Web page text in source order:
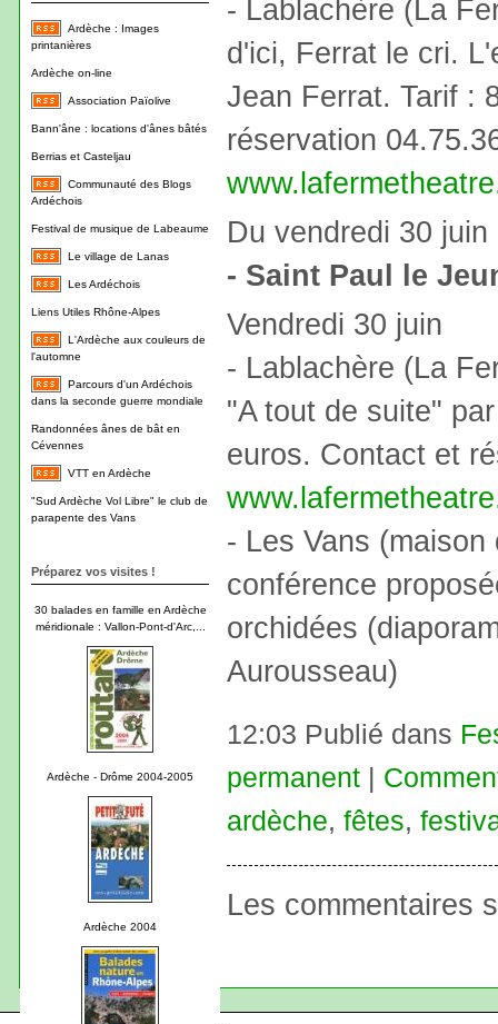
Ardèche : Images
printanières
Ardèche on-line
Association Païolive
Bann'âne : locations d'ânes bâtés
Berrias et Casteljau
Communauté des Blogs
Ardéchois
Festival de musique de Labeaume
Le village de Lanas
Les Ardéchois
Liens Utiles Rhône-Alpes
L'Ardèche aux couleurs de
l'automne
Parcours d'un Ardéchois
dans la seconde guerre mondiale
Randonnées ânes de bât en
Cévennes
VTT en Ardèche
"Sud Ardèche Vol Libre" le club de
parapente des Vans
Préparez vos visites !
30 balades en famille en Ardèche
méridionale : Vallon-Pont-d'Arc,...
Ardèche - Drôme 2004-2005
Ardèche 2004
- Lablachère (La
d'ici, Ferrat le cri.
Jean Ferrat. Tarif :
réservation
Du vendredi 30
- Saint Paul le
Vendredi 30 juin
- Lablachère (La
"A tout de suite"
euros. Contact et
- Les Vans
conférence
orchidées
Aurousseau)
12:03 Publié dans
permanent
ardèche, fêtes,
Les commentaires